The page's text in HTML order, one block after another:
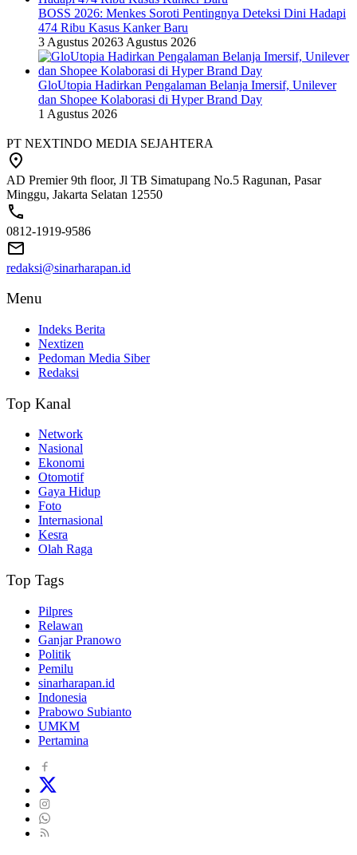
BOSS 2026: Menkes Soroti Pentingnya Deteksi Dini Hadapi
474 Ribu Kasus Kanker Baru
3 Agustus 20263 Agustus 2026
GloUtopia Hadirkan Pengalaman Belanja Imersif, Unilever
dan Shopee Kolaborasi di Hyper Brand Day
1 Agustus 2026
PT NEXTINDO MEDIA SEJAHTERA
AD Premier 9th floor, Jl TB Simatupang No.5 Ragunan, Pasar
Minggu, Jakarta Selatan 12550
0812-1919-9586
redaksi@sinarharapan.id
Menu
Indeks Berita
Nextizen
Pedoman Media Siber
Redaksi
Top Kanal
Network
Nasional
Ekonomi
Otomotif
Gaya Hidup
Foto
Internasional
Kesra
Olah Raga
Top Tags
Pilpres
Relawan
Ganjar Pranowo
Politik
Pemilu
sinarharapan.id
Indonesia
Prabowo Subianto
UMKM
Pertamina